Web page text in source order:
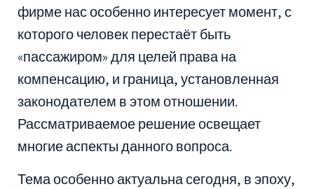
фирме нас особенно интересует момент, с
которого человек перестаёт быть
«пассажиром» для целей права на
компенсацию, и граница, установленная
законодателем в этом отношении.
Рассматриваемое решение освещает
многие аспекты данного вопроса.
Тема особенно актуальна сегодня, в эпоху,